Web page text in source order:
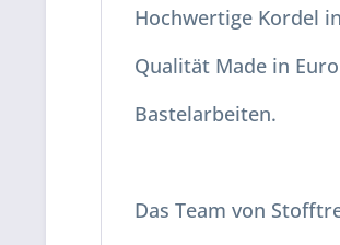
Hochwertige Kordel
Qualität Made in
Bastelarbeiten.
Das Team von